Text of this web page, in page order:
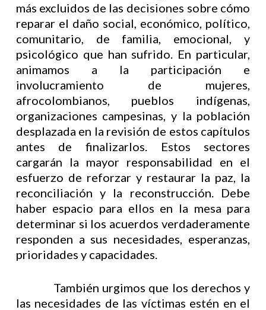
más excluidos de las decisiones sobre cómo
reparar el daño social, económico, político,
comunitario, de familia, emocional, y
psicológico que han sufrido. En particular,
animamos a la participación e
involucramiento de mujeres,
afrocolombianos, pueblos indígenas,
organizaciones campesinas, y la población
desplazada en la revisión de estos capítulos
antes de finalizarlos. Estos sectores
cargarán la mayor responsabilidad en el
esfuerzo de reforzar y restaurar la paz, la
reconciliación y la reconstrucción. Debe
haber espacio para ellos en la mesa para
determinar si los acuerdos verdaderamente
responden a sus necesidades, esperanzas,
prioridades y capacidades.
También urgimos que los derechos y
las necesidades de las víctimas estén en el